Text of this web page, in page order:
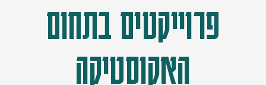
פרוייקטים בתחום
האקוסטיקה